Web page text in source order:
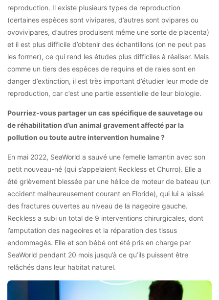
reproduction. Il existe plusieurs types de reproduction
(certaines espèces sont vivipares, d’autres sont ovipares ou
ovovivipares, d’autres produisent même une sorte de placenta)
et il est plus difficile d’obtenir des échantillons (on ne peut pas
les former), ce qui rend les études plus difficiles à réaliser. Mais
comme un tiers des espèces de requins et de raies sont en
danger d’extinction, il est très important d’étudier leur mode de
reproduction, car c’est une partie essentielle de leur biologie.
Pourriez-vous partager un cas spécifique de sauvetage ou
de réhabilitation d’un animal gravement affecté par la
pollution ou toute autre intervention humaine ?
En mai 2022, SeaWorld a sauvé une femelle lamantin avec son
petit nouveau-né (qui s’appelaient Reckless et Churro). Elle a
été grièvement blessée par une hélice de moteur de bateau (un
accident malheureusement courant en Floride), qui lui a laissé
des fractures ouvertes au niveau de la nageoire gauche.
Reckless a subi un total de 9 interventions chirurgicales, dont
l’amputation des nageoires et la réparation des tissus
endommagés. Elle et son bébé ont été pris en charge par
SeaWorld pendant 20 mois jusqu’à ce qu’ils puissent être
relâchés dans leur habitat naturel.